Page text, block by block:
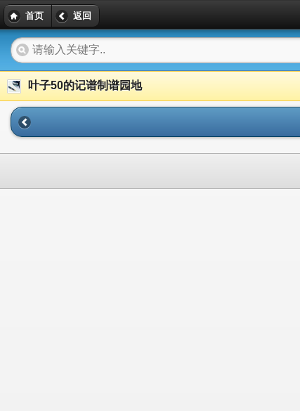
首页 返回
叶子50的记谱制谱园地